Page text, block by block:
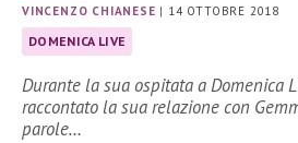
VINCENZO CHIANESE | 14 OTTOBRE 2018
DOMENICA LIVE
Durante la sua ospitata a Domenica
raccontato la sua relazione con
parole…